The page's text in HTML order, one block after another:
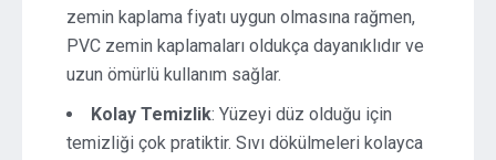
zemin kaplama fiyatı uygun olmasına rağmen,
PVC zemin kaplamaları oldukça dayanıklıdır ve
uzun ömürlü kullanım sağlar.
Kolay Temizlik: Yüzeyi düz olduğu için
temizliği çok pratiktir. Sıvı dökülmeleri kolayca